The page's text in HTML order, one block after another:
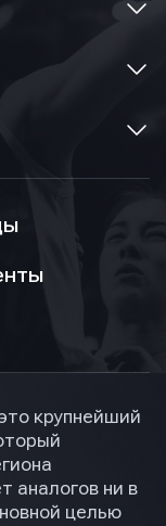
крупнейший
аналогов ни в
целью